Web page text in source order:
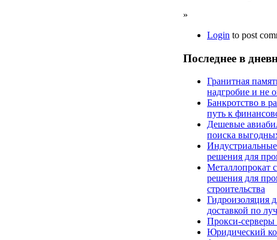
»
Login to post
Последнее в
Гранитная
надгробие и не
Банкротство в
путь к
Дешевые
поиска
решения для
Металлопрокат
решения для
строительства
Гидроизоляция
доставкой по
Прокси-серверы
Юридический